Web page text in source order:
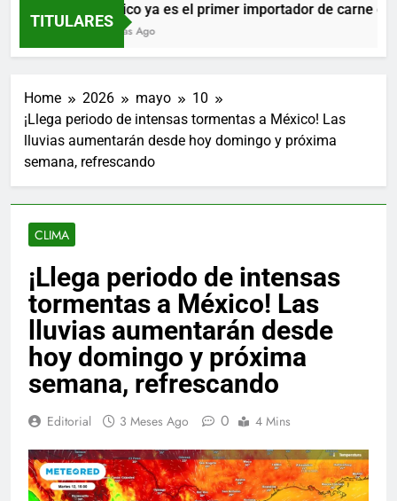
TITULARES
México ya es el primer importador de carne de
5 Horas Ago
Home 2026 mayo
10
¡Llega periodo de intensas tormentas a México! Las
lluvias aumentarán desde hoy domingo y próxima
semana, refrescando
CLIMA
¡Llega periodo de intensas
tormentas a México! Las
lluvias aumentarán desde
hoy domingo y próxima
semana, refrescando
Editorial 3 Meses Ago 0 4 Mins